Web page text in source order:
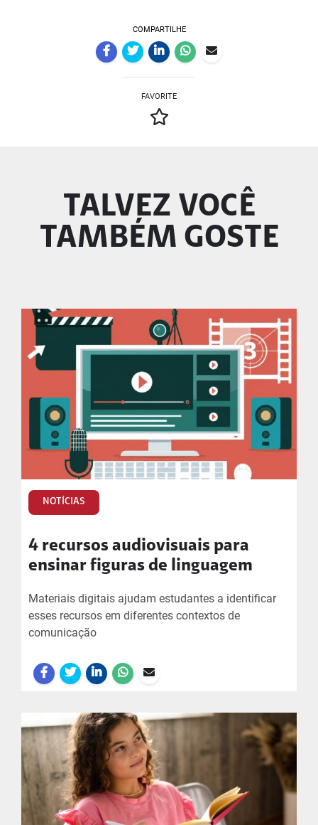
COMPARTILHE
FAVORITE
TALVEZ VOCÊ
TAMBÉM GOSTE
NOTÍCIAS
4 recursos audiovisuais para
ensinar figuras de linguagem
Materiais digitais ajudam estudantes a identificar
esses recursos em diferentes contextos de
comunicação